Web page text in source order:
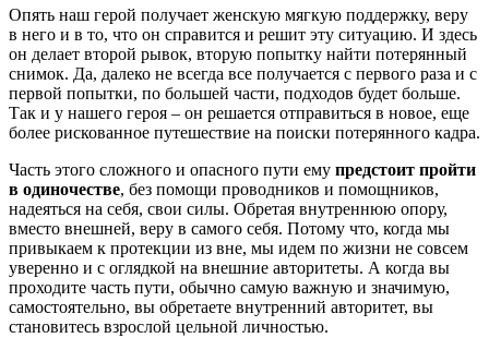
Опять наш герой получает женскую мягкую поддержку, веру
в него и в то, что он справится и решит эту ситуацию. И здесь
он делает второй рывок, вторую попытку найти потерянный
снимок. Да, далеко не всегда все получается с первого раза и с
первой попытки, по большей части, подходов будет больше.
Так и у нашего героя – он решается отправиться в новое, еще
более рискованное путешествие на поиски потерянного кадра.
Часть этого сложного и опасного пути ему предстоит пройти
в одиночестве, без помощи проводников и помощников,
надеяться на себя, свои силы. Обретая внутреннюю опору,
вместо внешней, веру в самого себя. Потому что, когда мы
привыкаем к протекции из вне, мы идем по жизни не совсем
уверенно и с оглядкой на внешние авторитеты. А когда вы
проходите часть пути, обычно самую важную и значимую,
самостоятельно, вы обретаете внутренний авторитет, вы
становитесь взрослой цельной личностью.